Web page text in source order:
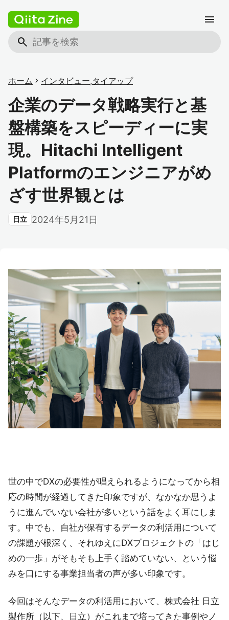
search
menu
ホーム chevron_right インタビュー,タイアップ
企業のデータ戦略実行と基
盤構築をスピーディーに実
現。Hitachi Intelligent
Platformのエンジニアがめ
ざす世界観とは
日立 2024年5月21日
世の中でDXの必要性が唱えられるようになってから相
応の時間が経過してきた印象ですが、なかなか思うよ
うに進んでいない会社が多いという話をよく耳にしま
す。中でも、自社が保有するデータの利活用について
の課題が根深く、それゆえにDXプロジェクトの「はじ
めの一歩」がそもそも上手く踏めていない、という悩
みを口にする事業担当者の声が多い印象です。
今回はそんなデータの利活用において、株式会社 日立
製作所（以下、日立）がこれまで培ってきた事例やノ